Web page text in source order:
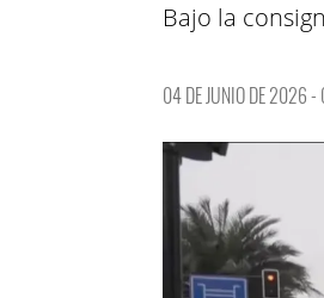
Bajo la
04 DE JUNIO DE 2026